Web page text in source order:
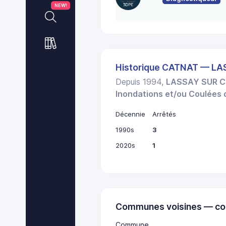
NEW!
Historique CATNAT —
Depuis 1994, LASSAY SUR
Inondations et/ou Coulées
Décennie
Arrêtés
1990s
3
2020s
1
Communes voisines —